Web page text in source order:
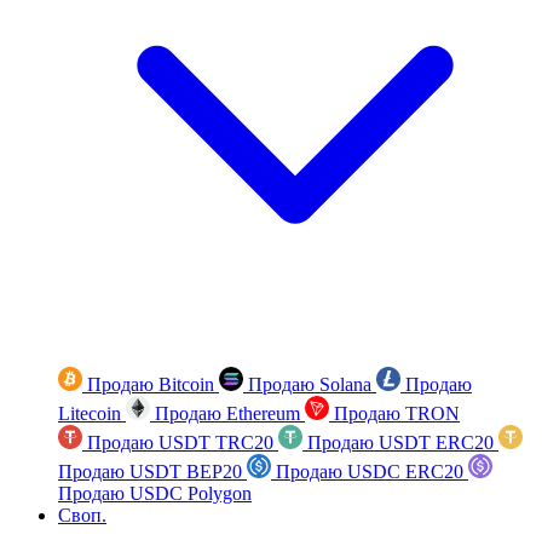
Продаю Bitcoin Продаю Solana
Продаю
Litecoin
Продаю Ethereum
Продаю TRON
Продаю USDT TRC20
Продаю USDT ERC20
Продаю USDT BEP20
Продаю USDC ERC20
Продаю USDC Polygon
Своп.